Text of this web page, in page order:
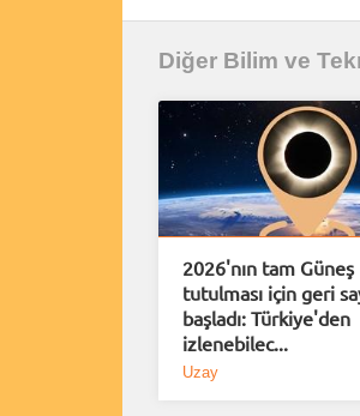
Diğer Bilim ve
2026'nın tam Güneş
tutulması için geri
başladı: Türkiye'den
izlenebilec...
Uzay